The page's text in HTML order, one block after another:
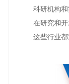
科研机构和
在研究和
这些行业